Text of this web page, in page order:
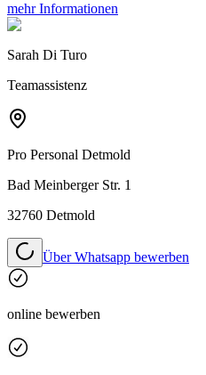
mehr Informationen
Sarah Di Turo
Teamassistenz
Pro Personal Detmold
Bad Meinberger Str. 1
32760 Detmold
Über Whatsapp bewerben
online bewerben